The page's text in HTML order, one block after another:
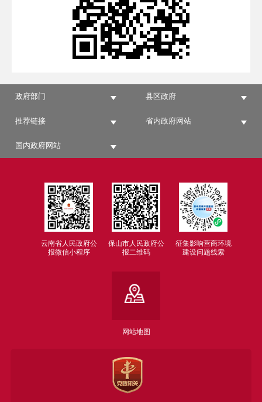
政府部门 县区政府
推荐链接 省内政府网站
国内政府网站
云南省人民政府公
报微信小程序
保山市人民政府公
报二维码
征集影响营商环境
建设问题线索
网站地图